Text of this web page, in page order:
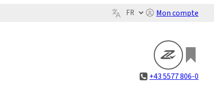
Mon compte
+43 5577 806-0